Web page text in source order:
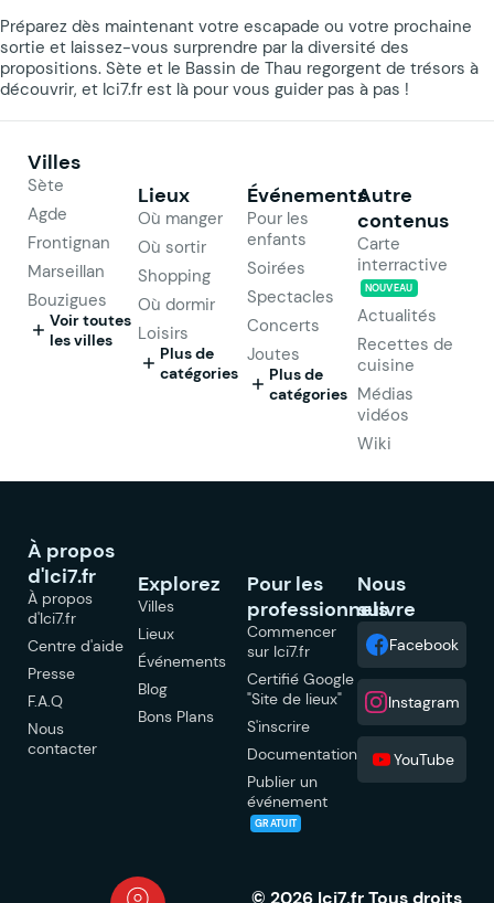
Préparez dès maintenant votre escapade ou votre prochaine
sortie et laissez-vous surprendre par la diversité des
propositions. Sète et le Bassin de Thau regorgent de trésors à
découvrir, et Ici7.fr est là pour vous guider pas à pas !
Villes
Sète
Agde
Frontignan
Marseillan
Bouzigues
Voir toutes
les villes
Lieux
Où manger
Où sortir
Shopping
Où dormir
Loisirs
Plus de
catégories
Événements
Pour les
enfants
Soirées
Spectacles
Concerts
Joutes
Plus de
catégories
Autre
contenus
Carte
interractive
NOUVEAU
Actualités
Recettes de
cuisine
Médias
vidéos
Wiki
À propos
d'Ici7.fr
À propos
d'Ici7.fr
Centre d'aide
Presse
F.A.Q
Nous
contacter
Explorez
Villes
Lieux
Événements
Blog
Bons Plans
Pour les
professionnels
Commencer
sur Ici7.fr
Certifié Google
"Site de lieux"
S'inscrire
Documentation
Publier un
événement
GRATUIT
Nous
suivre
Facebook
Instagram
YouTube
© 2026 Ici7.fr Tous droits